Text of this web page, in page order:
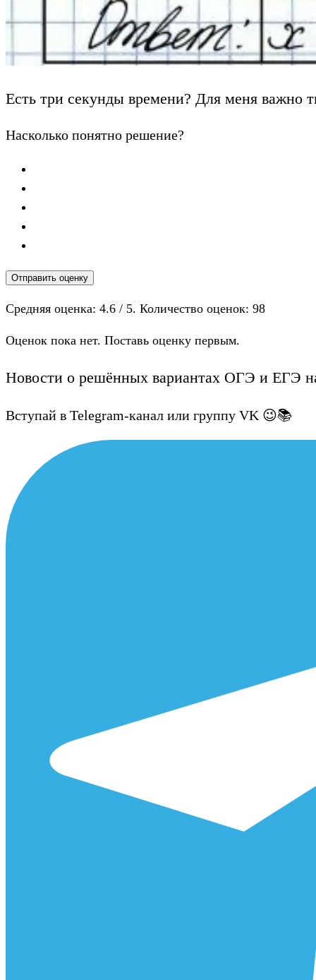
Есть три секунды времени? Для меня важно
Насколько понятно решение?
Отправить оценку
Средняя оценка: 4.6 / 5. Количество оценок: 98
Оценок пока нет. Поставь оценку первым.
Новости о решённых вариантах ОГЭ и ЕГЭ
Вступай в Telegram-канал или группу VK 😉📚